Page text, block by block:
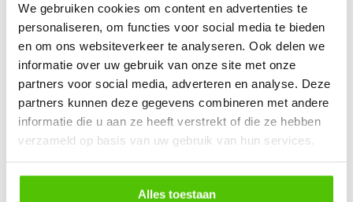
We gebruiken cookies om content en advertenties te
personaliseren, om functies voor social media te bieden
en om ons websiteverkeer te analyseren. Ook delen we
informatie over uw gebruik van onze site met onze
partners voor social media, adverteren en analyse. Deze
partners kunnen deze gegevens combineren met andere
informatie die u aan ze heeft verstrekt of die ze hebben
verzameld op basis van uw gebruik van hun services.
Alles toestaan
extreem lage temperaturen of direct zonlicht is niet
goed voor de accu.
Berg je fietsaccu nooit volledig leeg op
Zorg ervoor dat je de fietsaccu ten minste gedeeltelijk
oplaadt voordat je hem voor langere tijd opbergt. Het
opslaan van een volledig lege accu kan namelijk
is, kan niet meer worden opgeladen en moet worden